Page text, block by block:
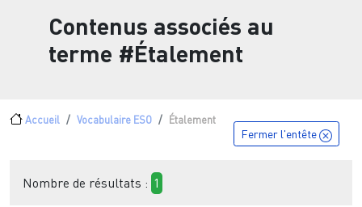
Contenus associés au
terme #Étalement
Fil d'Ariane
Accueil Vocabulaire ESO Étalement
Fermer l'entête
Nombre de résultats : 1